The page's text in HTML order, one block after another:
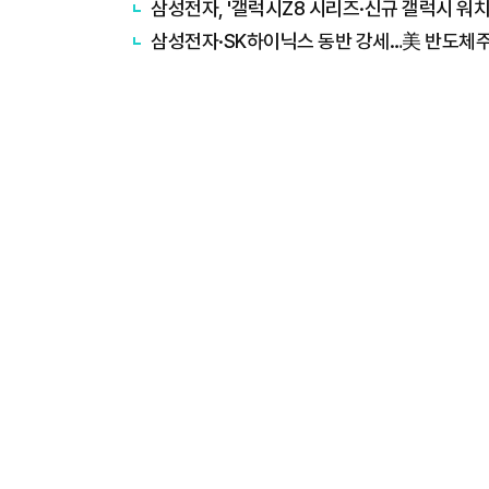
삼성전자, '갤럭시Z8 시리즈·신규 갤럭시 워
삼성전자·SK하이닉스 동반 강세…美 반도체